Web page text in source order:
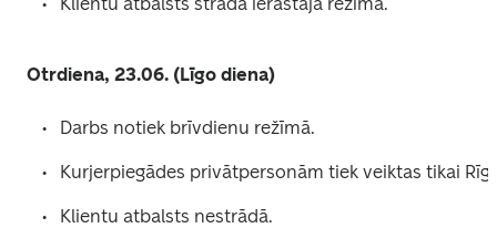
Otrdiena, 23.06. (Līgo diena)
Darbs notiek brīvdienu režīmā.
Klientu atbalsts nestrādā.